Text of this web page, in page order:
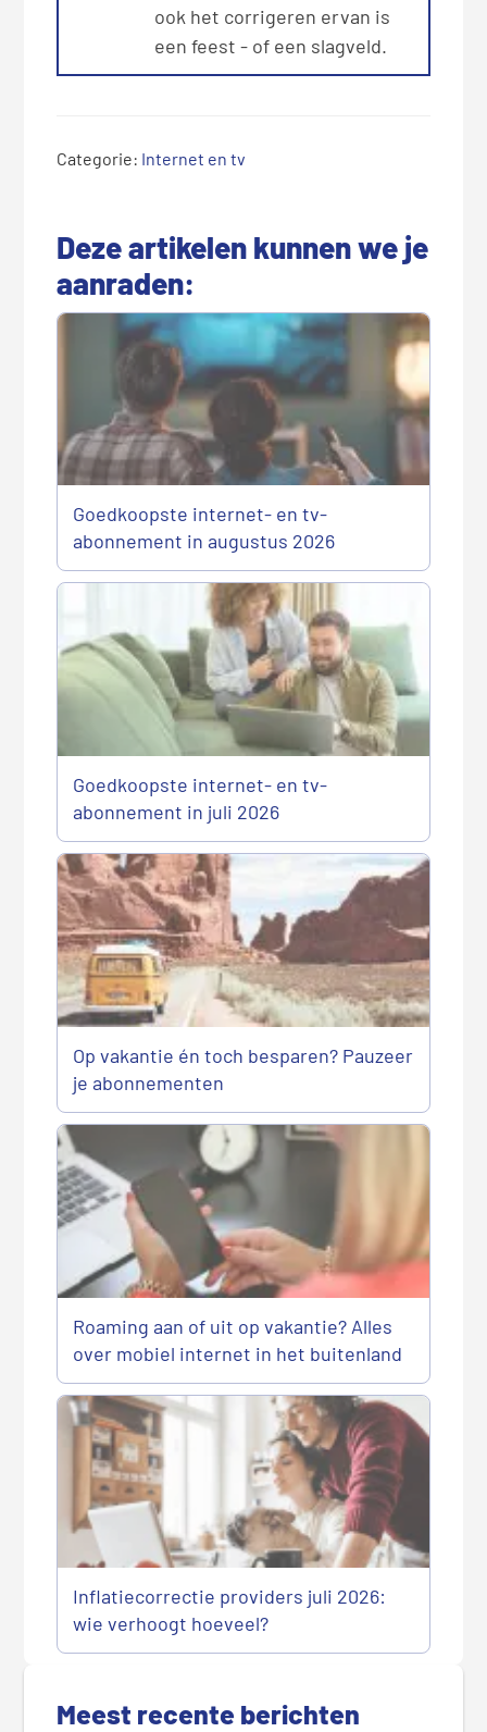
ook het corrigeren ervan is
een feest - of een slagveld.
Categorie: Internet en tv
Deze artikelen kunnen we je
aanraden:
Goedkoopste internet- en tv-
abonnement in augustus 2026
Goedkoopste internet- en tv-
abonnement in juli 2026
Op vakantie én toch besparen? Pauzeer
je abonnementen
Roaming aan of uit op vakantie? Alles
over mobiel internet in het buitenland
Inflatiecorrectie providers juli 2026:
wie verhoogt hoeveel?
Meest recente berichten